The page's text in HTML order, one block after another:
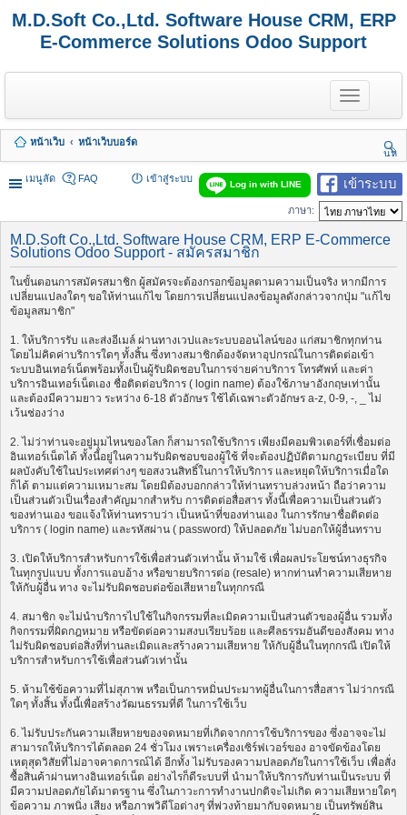
M.D.Soft Co.,Ltd. Software House CRM, ERP
E-Commerce Solutions Odoo Support
T
o
g
e
n
a
v
i
a
o
n
หน้าเว็บ
หน้าเว็บบอร์ด
นห
า
เมนูลัด
เข้าระบบ
Log in with LINE
FAQ เข้าสู่ระบบ
ภาษา:
M.D.Soft Co.,Ltd. Software House CRM, ERP E-Commerce
Solutions Odoo Support - สมัครสมาชิก
ในขั้นตอนการสมัครสมาชิก ผู้สมัครจะต้องกรอกข้อมูลตามความเป็นจริง หากมีการ
เปลี่ยนแปลงใดๆ ขอให้ท่านแก้ไข โดยการเปลี่ยนแปลงข้อมูลดังกล่าวจากปุ่ม "แก้ไข
ข้อมูลสมาชิก"
1. ให้บริการรับ และส่งอีเมล์ ผ่านทางเวปและระบบออนไลน์ของ แก่สมาชิกทุกท่าน
โดยไม่คิดค่าบริการใดๆ ทั้งสิ้น ซึ่งทางสมาชิกต้องจัดหาอุปกรณ์ในการติดต่อเข้า
ระบบอินเทอร์เน็ตพร้อมทั้งเป็นผู้รับผิดชอบในการจ่ายค่าบริการ โทรศัพท์ และค่า
บริการอินเทอร์เน็ตเอง ชื่อติดต่อบริการ ( login name) ต้องใช้ภาษาอังกฤษเท่านั้น
และต้องมีความยาว ระหว่าง 6-18 ตัวอักษร ใช้ได้เฉพาะตัวอักษร a-z, 0-9, -, _ ไม่
เว้นช่องว่าง
2. ไม่ว่าท่านจะอยู่มุมไหนของโลก ก็สามารถใช้บริการ เพียงมีคอมพิวเตอร์ที่เชื่อมต่อ
อินเทอร์เน็ตได้ ทั้งนี้อยู่ในความรับผิดชอบของผู้ใช้ ที่จะต้องปฏิบัติตามกฎระเบียบ ที่มี
ผลบังคับใช้ในประเทศต่างๆ ขอสงวนสิทธิ์ในการให้บริการ และหยุดให้บริการเมื่อใด
ก็ได้ ตามแต่ความเหมาะสม โดยมิต้องบอกกล่าวให้ท่านทราบล่วงหน้า ถือว่าความ
เป็นส่วนตัวเป็นเรื่องสำคัญมากสำหรับ การติดต่อสื่อสาร ทั้งนี้เพื่อความเป็นส่วนตัว
ของท่านเอง ขอแจ้งให้ท่านทราบว่า เป็นหน้าที่ของท่านเอง ในการรักษาชื่อติดต่อ
บริการ ( login name) และรหัสผ่าน ( password) ให้ปลอดภัย ไม่บอกให้ผู้อื่นทราบ
3. เปิดให้บริการสำหรับการใช้เพื่อส่วนตัวเท่านั้น ห้ามใช้ เพื่อผลประโยชน์ทางธุรกิจ
ในทุกรูปแบบ ทั้งการแอบอ้าง หรือขายบริการต่อ (resale) หากท่านทำความเสียหาย
ให้กับผู้อื่น ทาง จะไม่รับผิดชอบต่อข้อเสียหายในทุกกรณี
4. สมาชิก จะไม่นำบริการไปใช้ในกิจกรรมที่ละเมิดความเป็นส่วนตัวของผู้อื่น รวมทั้ง
กิจกรรมที่ผิดกฎหมาย หรือขัดต่อความสงบเรียบร้อย และศีลธรรมอันดีของสังคม ทาง
ไม่รับผิดชอบต่อสิ่งที่ท่านละเมิดและสร้างความเสียหาย ให้กับผู้อื่นในทุกกรณี เปิดให้
บริการสำหรับการใช้เพื่อส่วนตัวเท่านั้น
5. ห้ามใช้ข้อความที่ไม่สุภาพ หรือเป็นการหมิ่นประมาทผู้อื่นในการสื่อสาร ไม่ว่ากรณี
ใดๆ ทั้งสิ้น ทั้งนี้เพื่อสร้างวัฒนธรรมที่ดี ในการใช้เว็บ
6. ไม่รับประกันความเสียหายของจดหมายที่เกิดจากการใช้บริการของ ซึ่งอาจจะไม่
สามารถให้บริการได้ตลอด 24 ชั่วโมง เพราะเครื่องเซิร์ฟเวอร์ของ อาจขัดข้องโดย
เหตุสุดวิสัยที่ไม่อาจคาดการณ์ได้ อีกทั้ง ไม่รับรองความปลอดภัยในการใช้เว็บ เพื่อสั่ง
ซื้อสินค้าผ่านทางอินเทอร์เน็ต อย่างไรก็ดีระบบที่ นำมาให้บริการกับท่านเป็นระบบ ที่
มีความปลอดภัยได้มาตรฐาน ซึ่งในภาวะการทำงานปกติจะไม่เกิด ความเสียหายใดๆ
ข้อความ ภาพนิ่ง เสียง หรือภาพวิดีโอต่างๆ ที่พ่วงท้ายมากับจดหมาย เป็นทรัพย์สิน